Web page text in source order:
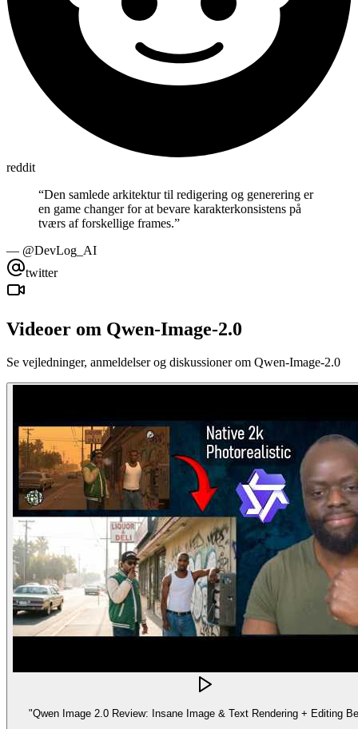
reddit
“Den samlede arkitektur til redigering og generering er
en game changer for at bevare karakterkonsistens på
tværs af forskellige frames.”
— @DevLog_AI
twitter
Videoer om Qwen-Image-2.0
Se vejledninger, anmeldelser og diskussioner om Qwen-Image-2.0
"Qwen Image 2.0 Review: Insane Image & Text Rendering + Editing